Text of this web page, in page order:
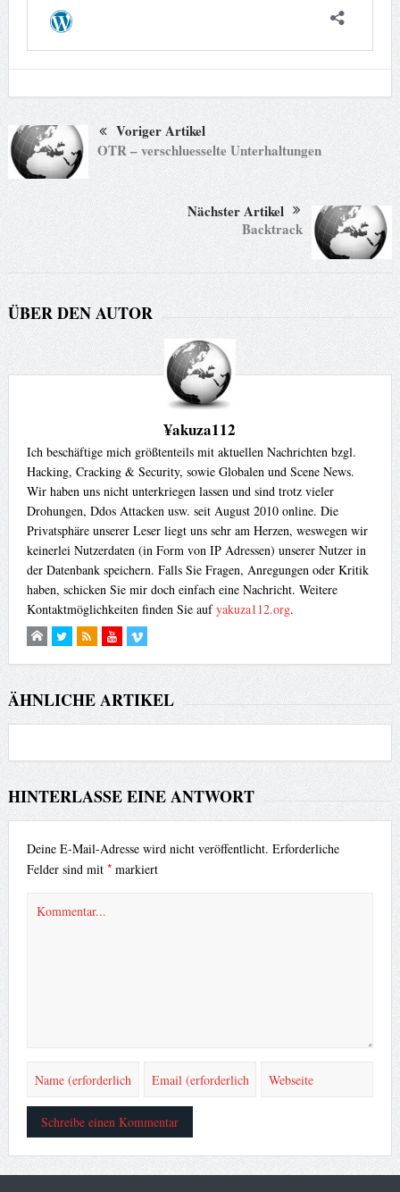
Voriger Artikel
OTR – verschluesselte Unterhaltungen
Nächster Artikel
Backtrack
ÜBER DEN AUTOR
¥akuza112
Ich beschäftige mich größtenteils mit aktuellen Nachrichten bzgl.
Hacking, Cracking & Security, sowie Globalen und Scene News.
Wir haben uns nicht unterkriegen lassen und sind trotz vieler
Drohungen, Ddos Attacken usw. seit August 2010 online. Die
Privatsphäre unserer Leser liegt uns sehr am Herzen, weswegen wir
keinerlei Nutzerdaten (in Form von IP Adressen) unserer Nutzer in
der Datenbank speichern. Falls Sie Fragen, Anregungen oder Kritik
haben, schicken Sie mir doch einfach eine Nachricht. Weitere
Kontaktmöglichkeiten finden Sie aufyakuza112.org.
ÄHNLICHE ARTIKEL
HINTERLASSE EINE ANTWORT
Deine E-Mail-Adresse wird nicht veröffentlicht. Erforderliche
Felder sind mit *markiert